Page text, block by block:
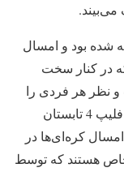
شده بود و امسال
در کنار سخت
نظر هر فردی را
به خود جلب می‌کند. گلکسی زد فولد 4 و زد فلیپ 4 تابستان
کره‌ای‌ها در
هستند که توسط